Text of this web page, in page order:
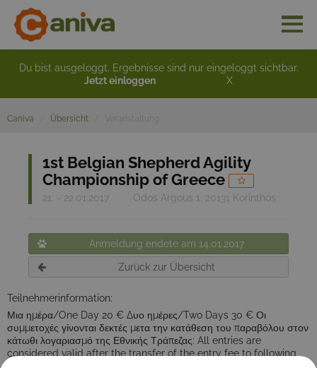
Du bist ausgeloggt. Ergebnisse sind nur eingeloggt sichtbar.
Jetzt einloggen
X
Caniva Übersicht
1st Belgian Shepherd Agility
Championship of Greece
21. - 22.01.2017 Odos Argous 1, 20131 Korinthos
Anmeldung endete am 14.01.2017
Zurück zur Übersicht
Teilnehmerinformation:
Μια ημέρα/One Day 20 € Δυο ημέρες/Two Days 30 € Οι
συμμετοχές γίνονται δεκτές μετα την κατάθεση του παραβόλου στον
κάτωθι λογαριασμό της Εθνικής Τράπεζας: All entries are
considered valid after the transfer of the entry fee to following